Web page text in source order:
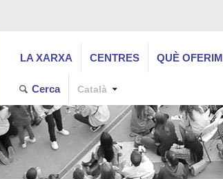
LA XARXA CENTRES QUÈ OFERIM
Cerca Català